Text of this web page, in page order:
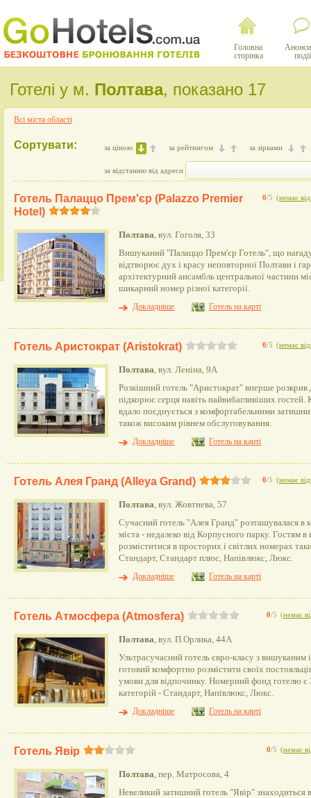
Головна
сторінка
події
Готелі у м. Полтава, показано 17
Всі міста області
Сортувати: за ціною за рейтингом за зірками
за відстанню від адреси
0/5 (немає
Готель Палаццо Прем'єр (Palazzo Premier
Hotel)
Полтава, вул. Гоголя, 33
Вишуканий "Палаццо Прем'єр Готель", що
відтворює дух і красу неповторної Полтави і
архітектурний ансамбль центральної частини
шикарний номер різної категорії.
Докладніше
Готель на карті
0/5 (немає
Готель Аристократ (Aristokrat)
Полтава, вул. Леніна, 9А
Розкішний готель "Аристократ" вперше розкрив
підкорює серця навіть найвибагливіших
вдало поєднується з комфортабельними
також високим рівнем обслуговування.
Докладніше
Готель на карті
0/5 (немає
Готель Алея Гранд (Alleya Grand)
Полтава, вул. Жовтнева, 57
Сучасний готель "Алея Гранд" розташувалася в
міста - недалеко від Корпусного парку. Гостям в
розміститися в просторих і світлих номерах
Стандарт, Стандарт плюс, Напівлюкс, Люкс.
Докладніше
Готель на карті
0/5 (немає
Готель Атмосфера (Atmosfera)
Полтава, вул. П.Орлика, 44А
Ультрасучасний готель євро-класу з
готовий комфортно розмістити своїх
умови для відпочинку. Номерний фонд готелю є
категорій - Стандарт, Напівлюкс, Люкс.
Докладніше
Готель на карті
0/5 (немає
Готель Явір
Полтава, пер. Матросова, 4
Невеликий затишний готель "Явір" знаходиться